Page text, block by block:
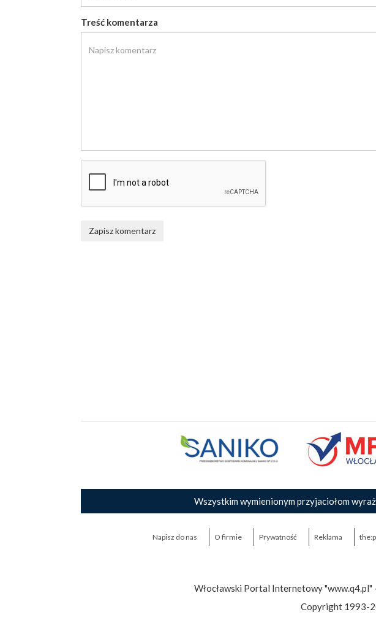
Treść komentarza
Zapisz komentarz
Wszystkim wymienionym przyjaciołom
Napisz do nas O firmie Prywatność Reklama
Włocławski Portal Internetowy
Copyright 1993-